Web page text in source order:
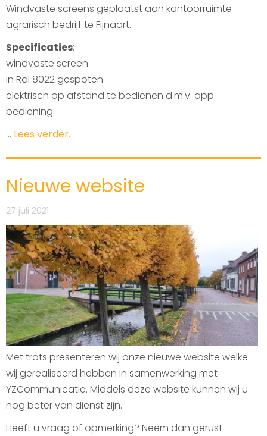
Windvaste screens geplaatst aan kantoorruimte
agrarisch bedrijf te Fijnaart.
Specificaties:
windvaste screen
in Ral 8022 gespoten
elektrisch op afstand te bedienen d.m.v. app
bediening
... Lees verder.
Nieuwe website
27 juli 2021
Met trots presenteren wij onze nieuwe website welke
wij gerealiseerd hebben in samenwerking met
YZCommunicatie. Middels deze website kunnen wij u
nog beter van dienst zijn.
Heeft u vraag of opmerking? Neem dan gerust